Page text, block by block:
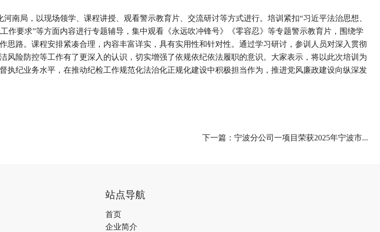
南局，以现场领学、课程讲授、观看警示教育片、交流研讨等方式进行。培训紧扣“习近平法治思想、
要求”等方面内容进行专题辅导，集中观看《永远吹冲锋号》《零容忍》等专题警示教育片，围绕学
思路。课程安排紧凑合理，内容丰富详实，具有实用性和针对性。通过学习研讨，参训人员对深入贯彻
险防控等工作有了更深入的认识，切实增强了依规依纪依法履职的意识。大家表示，将以此次培训为
执纪业务水平，在推动纪检工作规范化法治化正规化建设中积极担当作为，推进党风廉政建设向纵深发
下一篇： 宁波分公司一项目荣获2025年宁波市...
站点导航
首页
企业简介